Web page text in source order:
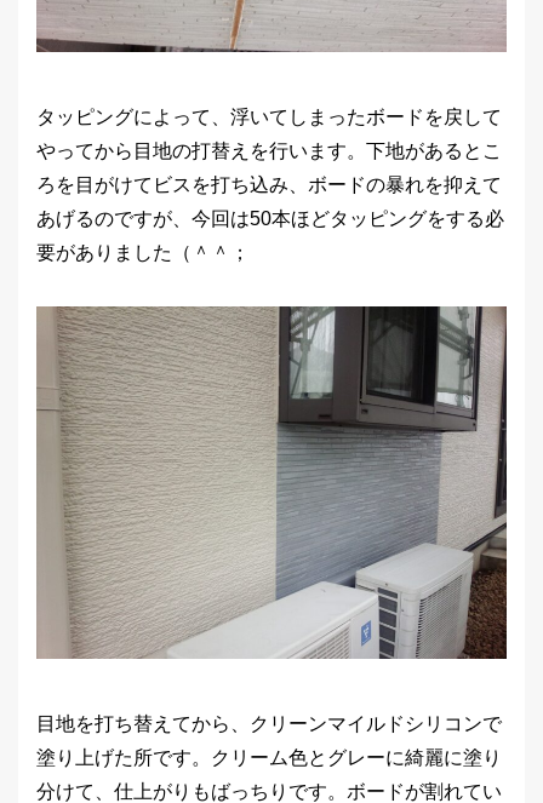
タッピングによって、浮いてしまったボードを戻して
やってから目地の打替えを行います。下地があるとこ
ろを目がけてビスを打ち込み、ボードの暴れを抑えて
あげるのですが、今回は50本ほどタッピングをする必
要がありました（＾＾；
目地を打ち替えてから、クリーンマイルドシリコンで
塗り上げた所です。クリーム色とグレーに綺麗に塗り
分けて、仕上がりもばっちりです。ボードが割れてい